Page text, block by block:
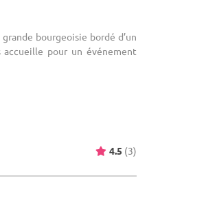
bourgeoisie bordé d’un
pour un événement
4.5 (3)